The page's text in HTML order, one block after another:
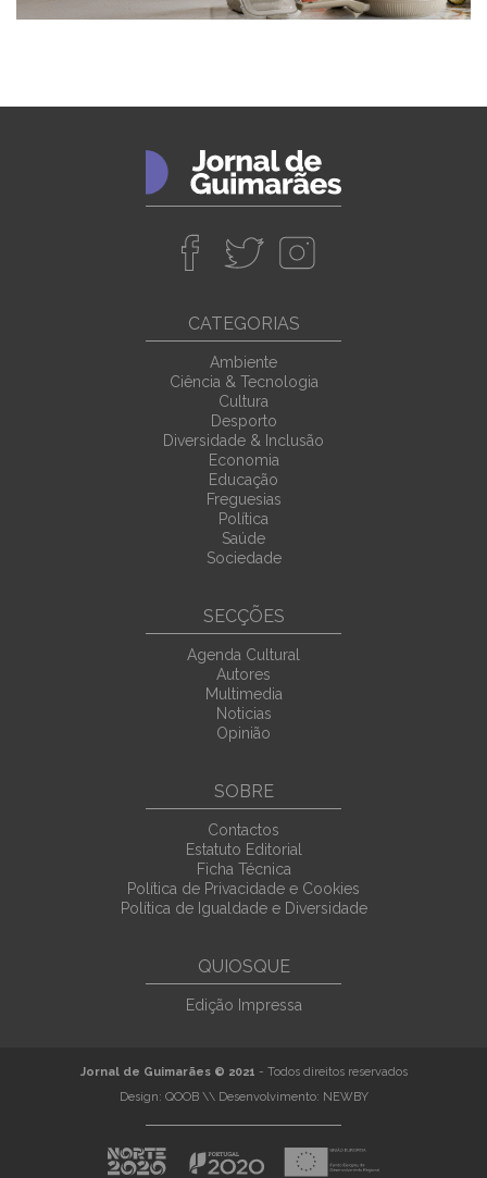
CATEGORIAS
Ambiente
Ciência & Tecnologia
Cultura
Desporto
Diversidade & Inclusão
Economia
Educação
Freguesias
Política
Saúde
Sociedade
SECÇÕES
Agenda Cultural
Autores
Multimedia
Noticias
Opinião
SOBRE
Contactos
Estatuto Editorial
Ficha Técnica
Política de Privacidade e Cookies
Política de Igualdade e Diversidade
QUIOSQUE
Edição Impressa
Jornal de Guimarães © 2021 - Todos direitos reservados
Design: QOOB\\ Desenvolvimento: NEWBY